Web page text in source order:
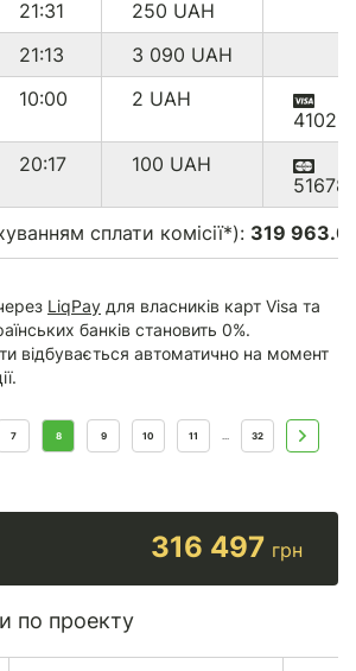
21:31 250 UAH
21:13 3 090 UAH
10:00 2 UAH
20:17 100 UAH
сплати комісії*): 319
LiqPay для власників карт Visa та
банків становить 0%.
відбувається автоматично на момент
7 8 9 10 11 ... 32
316 497 грн
по проекту